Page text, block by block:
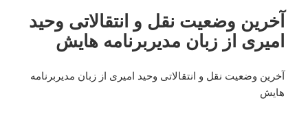
آخرین وضعیت نقل و انتقالاتی وحید
امیری از زبان مدیربرنامه هایش
آخرین وضعیت نقل و انتقالاتی وحید امیری از زبان مدیربرنامه
هایش